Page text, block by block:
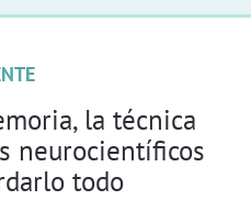
la técnica
neurocientíficos
todo